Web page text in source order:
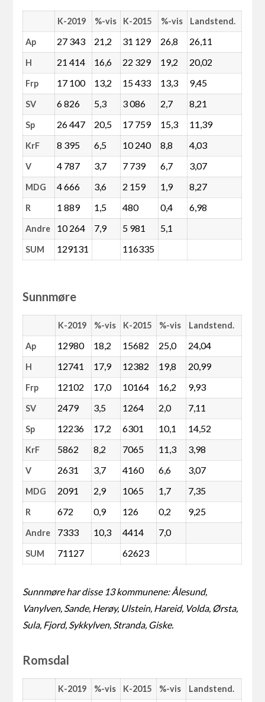
K-2019 %-vis K-2015 %-vis Landstend.
Ap 27 343 21,2 31 129 26,8 26,11
H 21 414 16,6 22 329 19,2 20,02
Frp 17 100 13,2 15 433 13,3 9,45
SV 6 826 5,3 3 086 2,7 8,21
Sp 26 447 20,5 17 759 15,3 11,39
KrF 8 395 6,5 10 240 8,8 4,03
V 4 787 3,7 7 739 6,7 3,07
MDG 4 666 3,6 2 159 1,9 8,27
R 1 889 1,5 480 0,4 6,98
Andre 10 264 7,9 5 981 5,1
SUM 129131 116335
Sunnmøre
K-2019 %-vis K-2015 %-vis Landstend.
Ap 12980 18,2 15682 25,0 24,04
H 12741 17,9 12382 19,8 20,99
Frp 12102 17,0 10164 16,2 9,93
SV 2479 3,5 1264 2,0 7,11
Sp 12236 17,2 6301 10,1 14,52
KrF 5862 8,2 7065 11,3 3,98
V 2631 3,7 4160 6,6 3,07
MDG 2091 2,9 1065 1,7 7,35
R 672 0,9 126 0,2 9,25
Andre 7333 10,3 4414 7,0
SUM 71127 62623
Sunnmøre har disse 13 kommunene: Ålesund,
Vanylven, Sande, Herøy, Ulstein, Hareid, Volda, Ørsta,
Sula, Fjord, Sykkylven, Stranda, Giske.
Romsdal
K-2019 %-vis K-2015 %-vis Landstend.